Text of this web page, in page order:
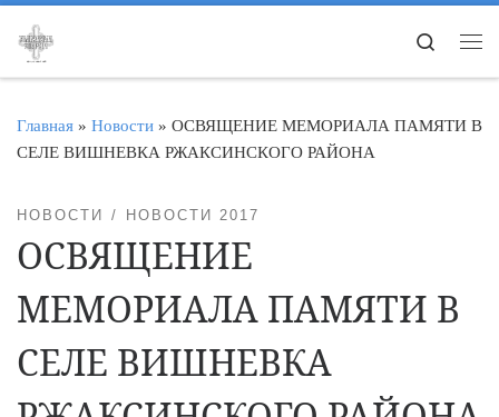
Перейти к содержимому
Search
Главная » Новости » ОСВЯЩЕНИЕ МЕМОРИАЛА ПАМЯТИ В
СЕЛЕ ВИШНЕВКА РЖАКСИНСКОГО РАЙОНА
НОВОСТИ НОВОСТИ 2017
ОСВЯЩЕНИЕ
МЕМОРИАЛА ПАМЯТИ В
СЕЛЕ ВИШНЕВКА